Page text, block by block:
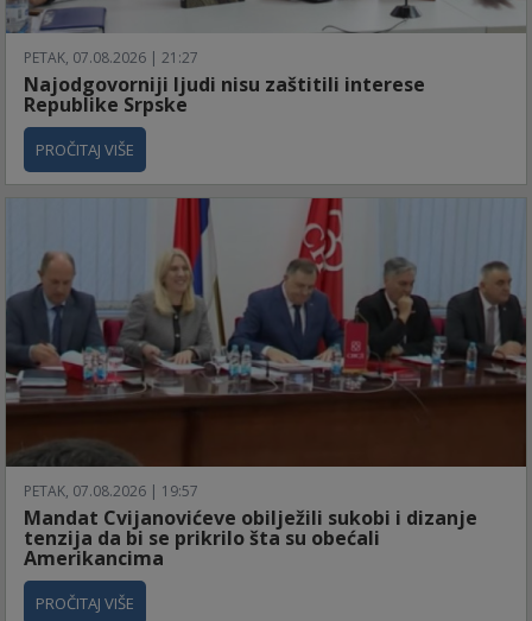
PETAK, 07.08.2026 | 21:27
Najodgovorniji ljudi nisu zaštitili interese
Republike Srpske
PROČITAJ VIŠE
PETAK, 07.08.2026 | 19:57
Mandat Cvijanovićeve obilježili sukobi i dizanje
tenzija da bi se prikrilo šta su obećali
Amerikancima
PROČITAJ VIŠE